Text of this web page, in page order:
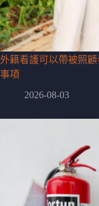
外籍看護可以帶被照
事項
2026-08-03